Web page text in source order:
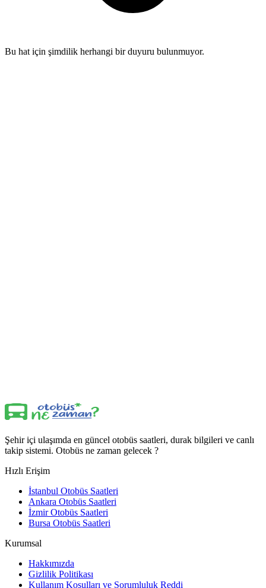
Bu hat için şimdilik herhangi bir duyuru bulunmuyor.
Şehir içi ulaşımda en güncel otobüs saatleri, durak bilgileri ve canlı
takip sistemi. Otobüs ne zaman gelecek ?
Hızlı Erişim
İstanbul Otobüs Saatleri
Ankara Otobüs Saatleri
İzmir Otobüs Saatleri
Bursa Otobüs Saatleri
Kurumsal
Hakkımızda
Gizlilik Politikası
Kullanım Koşulları ve Sorumluluk Reddi